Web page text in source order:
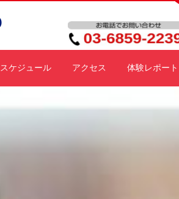
スケジュール アクセス 体験レポート